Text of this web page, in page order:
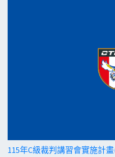
115年C級裁判講習會實施計